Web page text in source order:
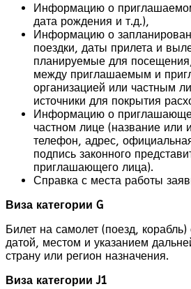
Информацию о
дата рождения и т.д.),
Информацию о
поездки, даты прилета и
планируемые для
между приглашаемым и
организацией или частным
источники для покрытия
Информацию о
частном лице (название или
телефон, адрес,
подпись законного
приглашающего лица).
Справка с места работы
Виза категории G
Билет на самолет (поезд,
датой, местом и указанием
страну или регион назначения.
Виза категории J1